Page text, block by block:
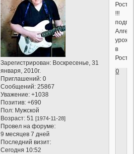
Зарегистрирован: Воскресенье, 31
января, 2010г.
Приглашений: 0
Сообщений: 25867
Уважение: +1038
Позитив: +690
Пол: Мужской
Возраст: 51[1974-11-28]
Провел на форуме:
9 месяцев 7 дней
Последний визит:
Сегодня 10:52
Ростов
!!!
в
0